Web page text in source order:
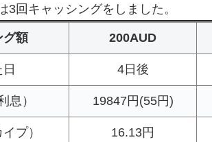
3回キャッシングをしました。
グ額 200AUD
4日後
息） 19847円(55円)
プ） 16.13円